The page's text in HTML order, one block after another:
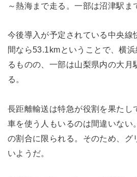
～熱海まで走る。一部は沼津駅ま
今後導入が予定されている中央線
間なら53.1kmということで、横
るものの、一部は山梨県内の大月
る。
長距離輸送は特急が役割を果たし
車を使う人もいるのは間違いない
の割合に限られる。そのため、グ
いようだ。